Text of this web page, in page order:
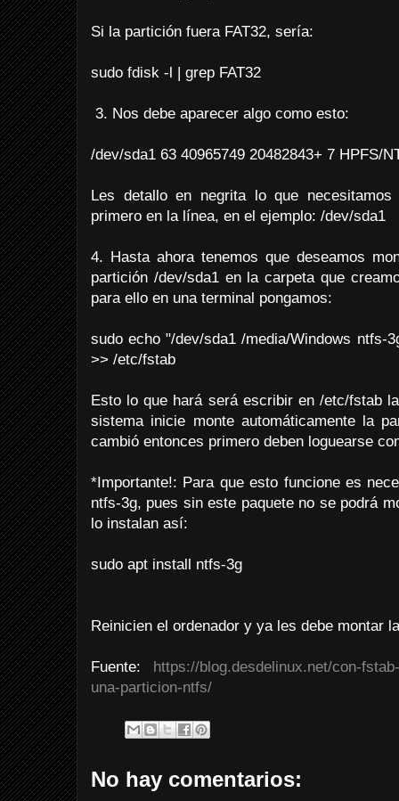
Si la partición fuera FAT32, sería:
sudo fdisk -l | grep FAT32
3. Nos debe aparecer algo como esto:
/dev/sda1 63 40965749 20482843+ 7 HPFS/
Les detallo en negrita lo que
primero en la línea, en el ejemplo: /dev/sda1
4. Hasta ahora tenemos que deseamos
partición /dev/sda1 en la carpeta que
para ello en una terminal pongamos:
sudo echo "/dev/sda1 /media/Windows ntfs-
>> /etc/fstab
Esto lo que hará será escribir en /etc/fstab
sistema inicie monte automáticamente la
cambió entonces primero deben loguearse
*Importante!: Para que esto funcione es
ntfs-3g, pues sin este paquete no se podrá
lo instalan así:
sudo apt install ntfs-3g
Reinicien el ordenador y ya les debe montar
Fuente: https://blog.desdelinux.net/con-
una-particion-ntfs/
No hay comentarios: